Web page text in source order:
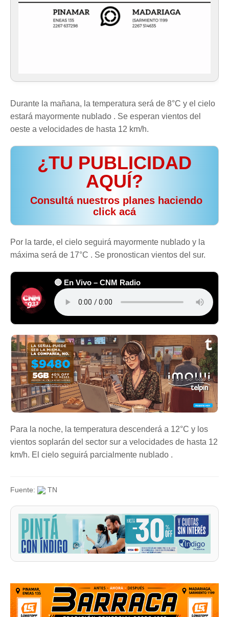
Durante la mañana, la temperatura será de 8°C y el cielo
estará mayormente nublado . Se esperan vientos del
oeste a velocidades de hasta 12 km/h.
¿TU PUBLICIDAD
AQUÍ?
️ Consultá nuestros planes haciendo
click acá
Por la tarde, el cielo seguirá mayormente nublado y la
máxima será de 17°C . Se pronostican vientos del sur.
🔴 En Vivo – CNM Radio
Para la noche, la temperatura descenderá a 12°C y los
vientos soplarán del sector sur a velocidades de hasta 12
km/h. El cielo seguirá parcialmente nublado .
Fuente: TN